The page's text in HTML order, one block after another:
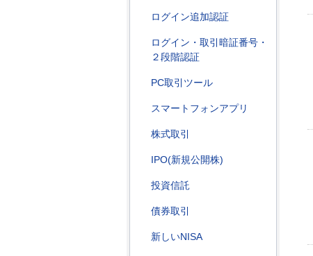
ログイン追加認証
ログイン・取引暗証番号・
２段階認証
PC取引ツール
スマートフォンアプリ
株式取引
IPO(新規公開株)
投資信託
債券取引
新しいNISA